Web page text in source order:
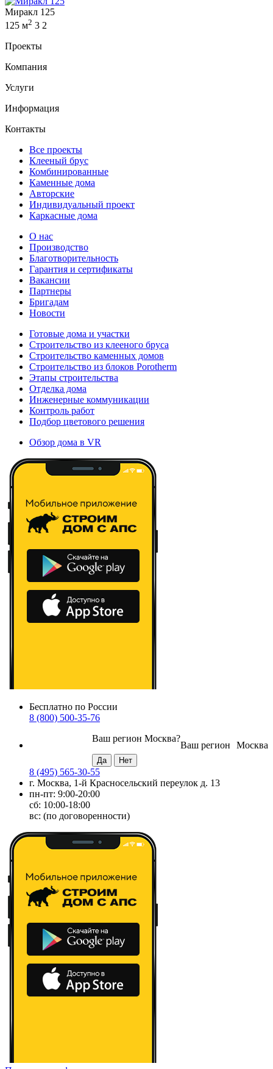
Миракл 125
125 м2 3 2
Проекты
Компания
Услуги
Информация
Контакты
Все проекты
Клееный брус
Комбинированные
Каменные дома
Авторские
Индивидуальный проект
Каркасные дома
О нас
Производство
Благотворительность
Гарантия и сертификаты
Вакансии
Партнеры
Бригадам
Новости
Готовые дома и участки
Строительство из клееного бруса
Строительство каменных домов
Строительство из блоков Porotherm
Этапы строительства
Отделка дома
Инженерные коммуникации
Контроль работ
Подбор цветового решения
Обзор дома в VR
Бесплатно по России
8 (800) 500-35-76
Москва
Ваш регион
Ваш регион Москва?
8 (495) 565-30-55
г. Москва, 1-й Красносельский переулок д. 13
пн-пт: 9:00-20:00
сб: 10:00-18:00
вс: (по договоренности)